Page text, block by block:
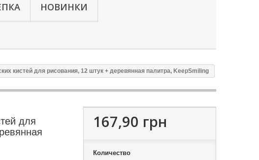
НОВИНКИ
кистей для рисования, 12 штук + деревянная палитра, KeepSmiling
для
167,90 грн
Количество